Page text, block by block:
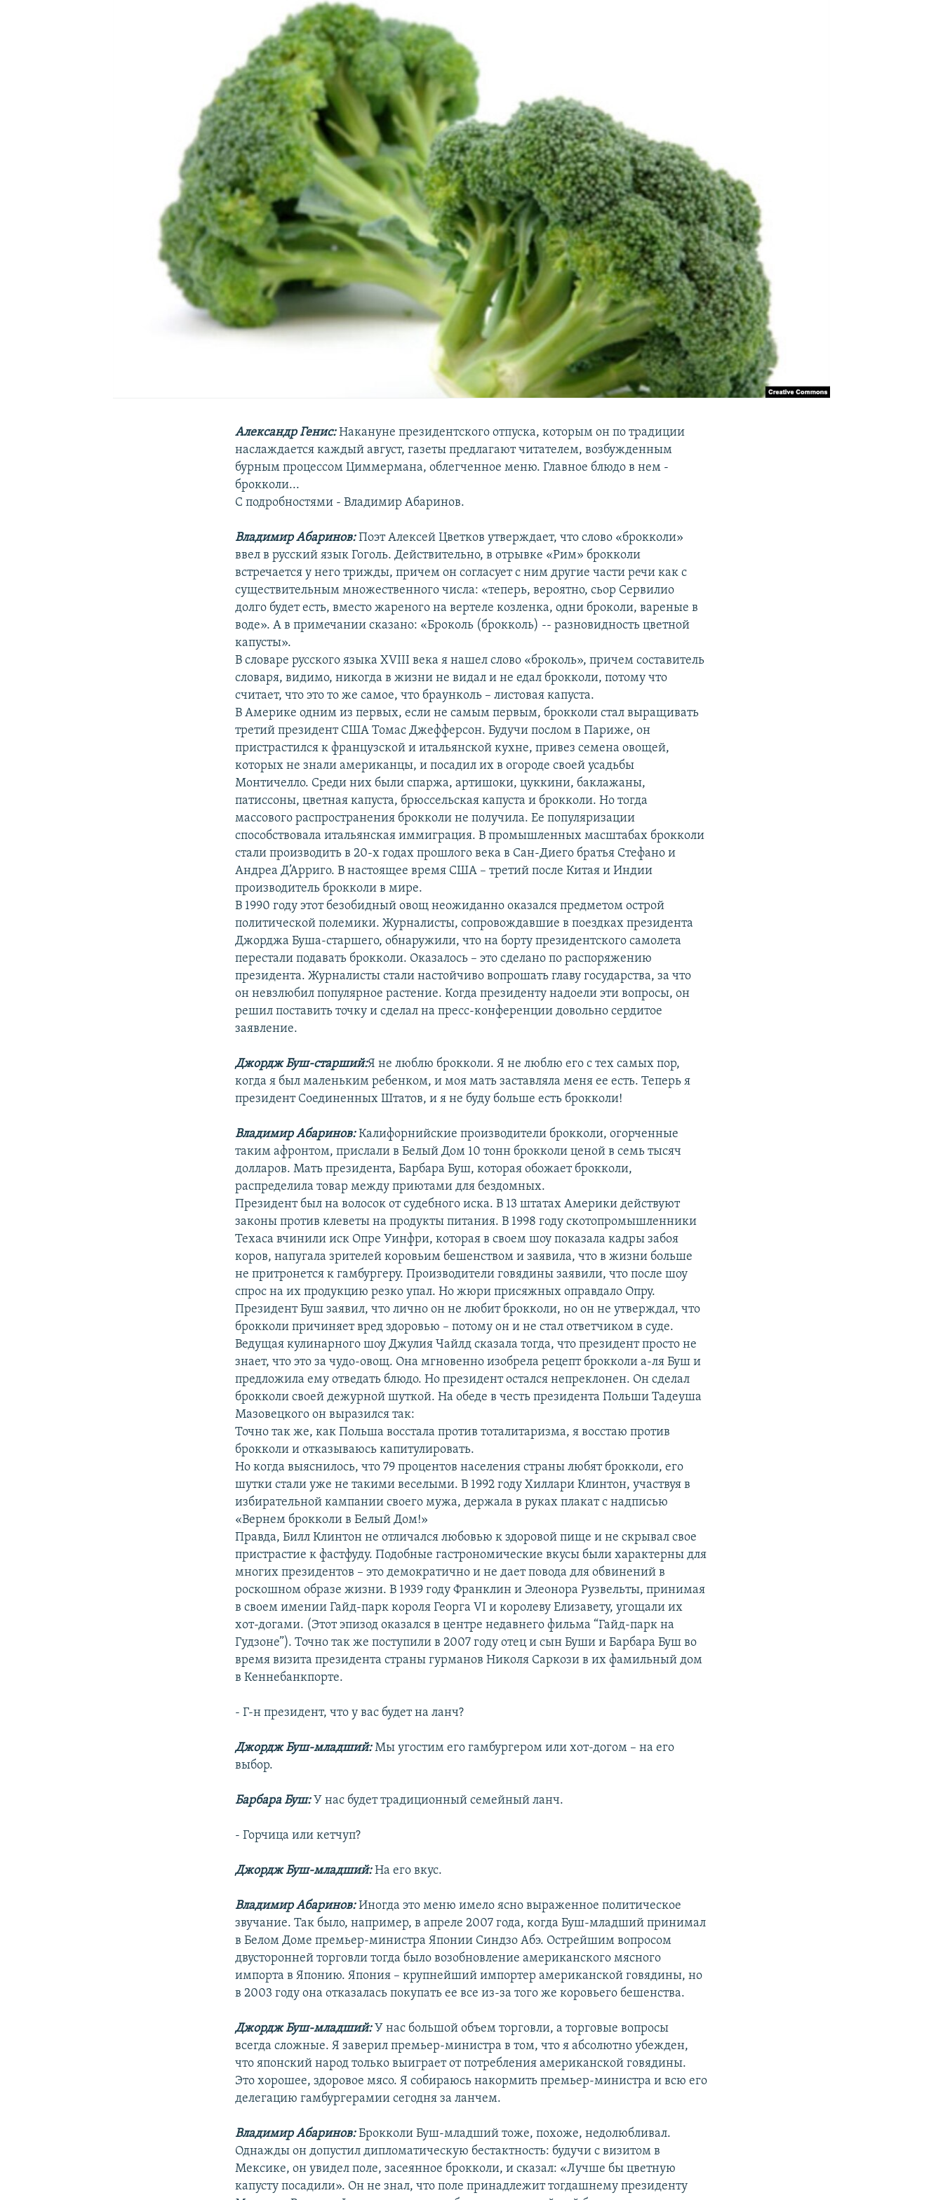
Александр Генис:Накануне президентского отпуска, которым он по традиции
наслаждается каждый август, газеты предлагают читателем, возбужденным
бурным процессом Циммермана, облегченное меню. Главное блюдо в нем -
брокколи...
С подробностями - Владимир Абаринов.
Владимир Абаринов:Поэт Алексей Цветков утверждает, что слово «брокколи»
ввел в русский язык Гоголь. Действительно, в отрывке «Рим» брокколи
встречается у него трижды, причем он согласует с ним другие части речи как с
существительным множественного числа: «теперь, вероятно, сьор Сервилио
долго будет есть, вместо жареного на вертеле козленка, одни броколи, вареные в
воде». А в примечании сказано: «Броколь (брокколь) -- разновидность цветной
капусты».
В словаре русского языка XVIII века я нашел слово «броколь», причем составитель
словаря, видимо, никогда в жизни не видал и не едал брокколи, потому что
считает, что это то же самое, что браунколь – листовая капуста.
В Америке одним из первых, если не самым первым, брокколи стал выращивать
третий президент США Томас Джефферсон. Будучи послом в Париже, он
пристрастился к французской и итальянской кухне, привез семена овощей,
которых не знали американцы, и посадил их в огороде своей усадьбы
Монтичелло. Среди них были спаржа, артишоки, цуккини, баклажаны,
патиссоны, цветная капуста, брюссельская капуста и брокколи. Но тогда
массового распространения брокколи не получила. Ее популяризации
способствовала итальянская иммиграция. В промышленных масштабах брокколи
стали производить в 20-х годах прошлого века в Сан-Диего братья Стефано и
Андреа Д’Арриго. В настоящее время США – третий после Китая и Индии
производитель брокколи в мире.
В 1990 году этот безобидный овощ неожиданно оказался предметом острой
политической полемики. Журналисты, сопровождавшие в поездках президента
Джорджа Буша-старшего, обнаружили, что на борту президентского самолета
перестали подавать брокколи. Оказалось – это сделано по распоряжению
президента. Журналисты стали настойчиво вопрошать главу государства, за что
он невзлюбил популярное растение. Когда президенту надоели эти вопросы, он
решил поставить точку и сделал на пресс-конференции довольно сердитое
заявление.
Джордж Буш-старший:Я не люблю брокколи. Я не люблю его с тех самых пор,
когда я был маленьким ребенком, и моя мать заставляла меня ее есть. Теперь я
президент Соединенных Штатов, и я не буду больше есть брокколи!
Владимир Абаринов:Калифорнийские производители брокколи, огорченные
таким афронтом, прислали в Белый Дом 10 тонн брокколи ценой в семь тысяч
долларов. Мать президента, Барбара Буш, которая обожает брокколи,
распределила товар между приютами для бездомных.
Президент был на волосок от судебного иска. В 13 штатах Америки действуют
законы против клеветы на продукты питания. В 1998 году скотопромышленники
Техаса вчинили иск Опре Уинфри, которая в своем шоу показала кадры забоя
коров, напугала зрителей коровьим бешенством и заявила, что в жизни больше
не притронется к гамбургеру. Производители говядины заявили, что после шоу
спрос на их продукцию резко упал. Но жюри присяжных оправдало Опру.
Президент Буш заявил, что лично он не любит брокколи, но он не утверждал, что
брокколи причиняет вред здоровью – потому он и не стал ответчиком в суде.
Ведущая кулинарного шоу Джулия Чайлд сказала тогда, что президент просто не
знает, что это за чудо-овощ. Она мгновенно изобрела рецепт брокколи а-ля Буш и
предложила ему отведать блюдо. Но президент остался непреклонен. Он сделал
брокколи своей дежурной шуткой. На обеде в честь президента Польши Тадеуша
Мазовецкого он выразился так:
Точно так же, как Польша восстала против тоталитаризма, я восстаю против
брокколи и отказываюсь капитулировать.
Но когда выяснилось, что 79 процентов населения страны любят брокколи, его
шутки стали уже не такими веселыми. В 1992 году Хиллари Клинтон, участвуя в
избирательной кампании своего мужа, держала в руках плакат с надписью
«Вернем брокколи в Белый Дом!»
Правда, Билл Клинтон не отличался любовью к здоровой пище и не скрывал свое
пристрастие к фастфуду. Подобные гастрономические вкусы были характерны для
многих президентов – это демократично и не дает повода для обвинений в
роскошном образе жизни. В 1939 году Франклин и Элеонора Рузвельты, принимая
в своем имении Гайд-парк короля Георга VI и королеву Елизавету, угощали их
хот-догами. (Этот эпизод оказался в центре недавнего фильма “Гайд-парк на
Гудзоне”). Точно так же поступили в 2007 году отец и сын Буши и Барбара Буш во
время визита президента страны гурманов Николя Саркози в их фамильный дом
в Кеннебанкпорте.
- Г-н президент, что у вас будет на ланч?
Джордж Буш-младший:Мы угостим его гамбургером или хот-догом – на его
выбор.
Барбара Буш:У нас будет традиционный семейный ланч.
- Горчица или кетчуп?
Джордж Буш-младший:На его вкус.
Владимир Абаринов:Иногда это меню имело ясно выраженное политическое
звучание. Так было, например, в апреле 2007 года, когда Буш-младший принимал
в Белом Доме премьер-министра Японии Синдзо Абэ. Острейшим вопросом
двусторонней торговли тогда было возобновление американского мясного
импорта в Японию. Япония – крупнейший импортер американской говядины, но
в 2003 году она отказалась покупать ее все из-за того же коровьего бешенства.
Джордж Буш-младший:У нас большой объем торговли, а торговые вопросы
всегда сложные. Я заверил премьер-министра в том, что я абсолютно убежден,
что японский народ только выиграет от потребления американской говядины.
Это хорошее, здоровое мясо. Я собираюсь накормить премьер-министра и всю его
делегацию гамбургерамии сегодня за ланчем.
Владимир Абаринов:Брокколи Буш-младший тоже, похоже, недолюбливал.
Однажды он допустил дипломатическую бестактность: будучи с визитом в
Мексике, он увидел поле, засеянное брокколи, и сказал: «Лучше бы цветную
капусту посадили». Он не знал, что поле принадлежит тогдашнему президенту